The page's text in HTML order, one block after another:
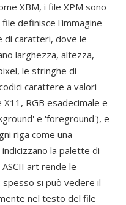
XBM, i file XPM sono
definisce l'immagine
di caratteri, dove le
larghezza, altezza,
le stringhe di
carattere a valori
RGB esadecimale e
e 'foreground'), e
riga come una
la palette di
art rende le
spesso si può vedere il
nel testo del file